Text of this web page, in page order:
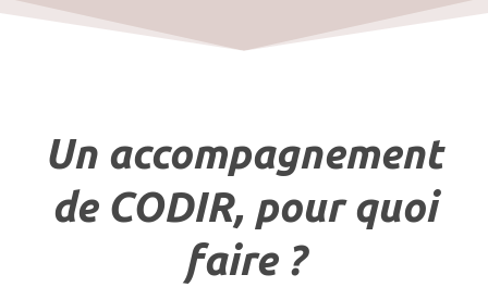
Un accompagnement
de CODIR, pour quoi
faire ?